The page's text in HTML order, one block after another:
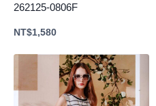
262125-0806F
NT$1,580